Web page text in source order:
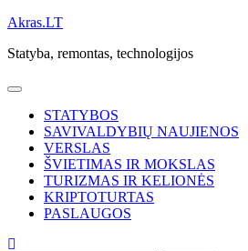
Skip
content
Akras.LT
Statyba, remontas, technologijos
STATYBOS
SAVIVALDYBIŲ NAUJIENOS
VERSLAS
ŠVIETIMAS IR MOKSLAS
TURIZMAS IR KELIONĖS
KRIPTOTURTAS
PASLAUGOS